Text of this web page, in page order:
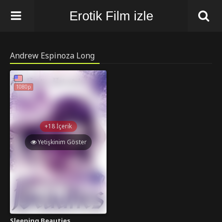
Erotik Film izle
Andrew Espinoza Long
+18 İçerik
Yetişkinim Göster
1080p